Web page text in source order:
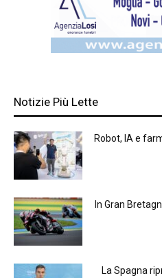
Notizie Più Lette
Robot, IA e
In Gran
La Spagna